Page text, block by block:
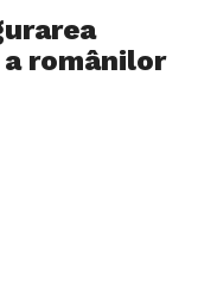
românilor